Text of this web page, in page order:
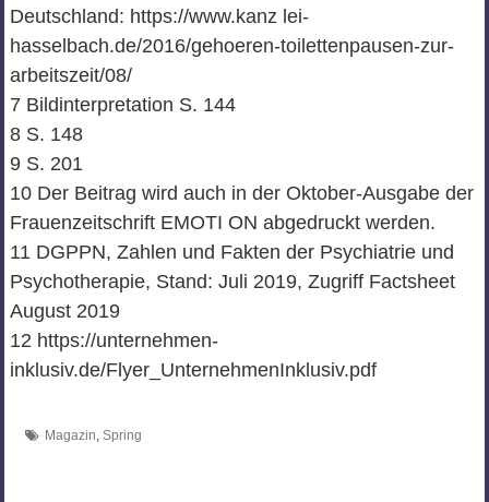
Deutschland: https://www.kanz lei-
hasselbach.de/2016/gehoeren-toilettenpausen-zur-
arbeitszeit/08/
7 Bildinterpretation S. 144
8 S. 148
9 S. 201
10 Der Beitrag wird auch in der Oktober-Ausgabe der
Frauenzeitschrift EMOTI ON abgedruckt werden.
11 DGPPN, Zahlen und Fakten der Psychiatrie und
Psychotherapie, Stand: Juli 2019, Zugriff Factsheet
August 2019
12 https://unternehmen-
inklusiv.de/Flyer_UnternehmenInklusiv.pdf
Magazin, Spring